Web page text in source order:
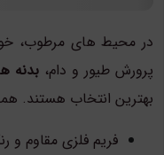
در محیط های مرطوب،
پرورش طیور و دام، بدنه
بهترین انتخاب هستند.
فریم فلزی مقاوم و